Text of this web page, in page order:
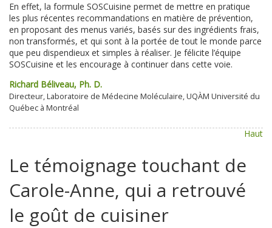
En effet, la formule SOSCuisine permet de mettre en pratique
les plus récentes recommandations en matière de prévention,
en proposant des menus variés, basés sur des ingrédients frais,
non transformés, et qui sont à la portée de tout le monde parce
que peu dispendieux et simples à réaliser. Je félicite l’équipe
SOSCuisine et les encourage à continuer dans cette voie.
Richard Béliveau, Ph. D.
Directeur, Laboratoire de Médecine Moléculaire, UQÀM Université du
Québec à Montréal
Haut
Le témoignage touchant de
Carole-Anne, qui a retrouvé
le goût de cuisiner